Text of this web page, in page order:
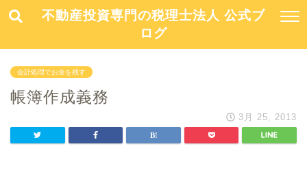
不動産投資専門の税理士法人 公式ブ
ログ
会計処理でお金を残す
帳簿作成義務
3月 25, 2013